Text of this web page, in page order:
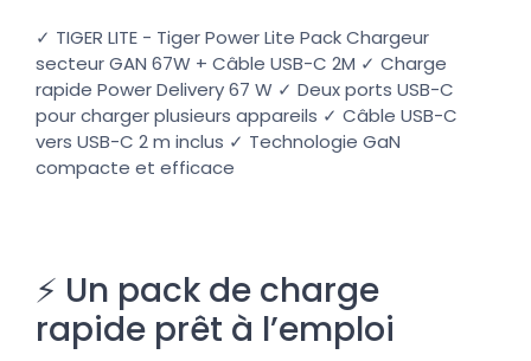
✓ TIGER LITE - Tiger Power Lite Pack Chargeur
secteur GAN 67W + Câble USB-C 2M ✓ Charge
rapide Power Delivery 67 W ✓ Deux ports USB-C
pour charger plusieurs appareils ✓ Câble USB-C
vers USB-C 2 m inclus ✓ Technologie GaN
compacte et efficace
⚡ Un pack de charge
rapide prêt à l’emploi